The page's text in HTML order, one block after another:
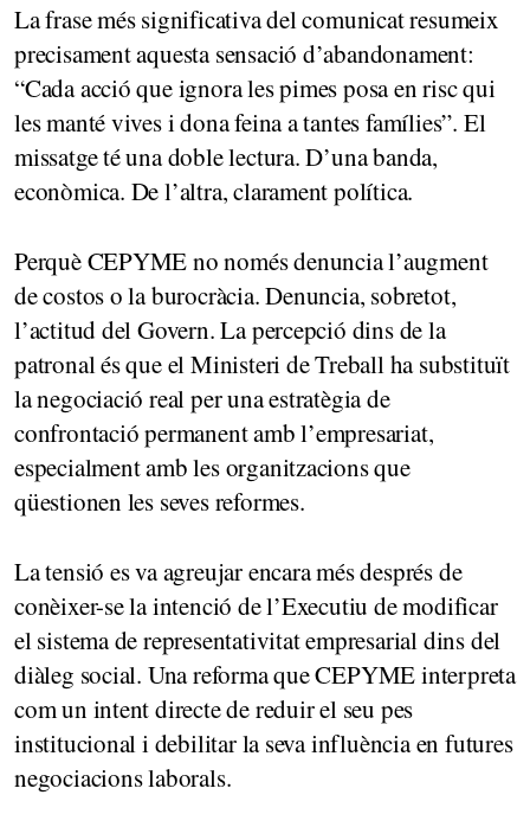
La frase més significativa del comunicat resumeix
precisament aquesta sensació d’abandonament:
“Cada acció que ignora les pimes posa en risc qui
les manté vives i dona feina a tantes famílies”. El
missatge té una doble lectura. D’una banda,
econòmica. De l’altra, clarament política.
Perquè CEPYME no només denuncia l’augment
de costos o la burocràcia. Denuncia, sobretot,
l’actitud del Govern. La percepció dins de la
patronal és que el Ministeri de Treball ha substituït
la negociació real per una estratègia de
confrontació permanent amb l’empresariat,
especialment amb les organitzacions que
qüestionen les seves reformes.
La tensió es va agreujar encara més després de
conèixer-se la intenció de l’Executiu de modificar
el sistema de representativitat empresarial dins del
diàleg social. Una reforma que CEPYME interpreta
com un intent directe de reduir el seu pes
institucional i debilitar la seva influència en futures
negociacions laborals.